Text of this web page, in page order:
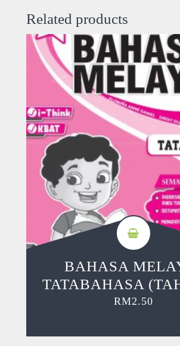
Related products
BAHASA
TATABAHASA
RM2.50